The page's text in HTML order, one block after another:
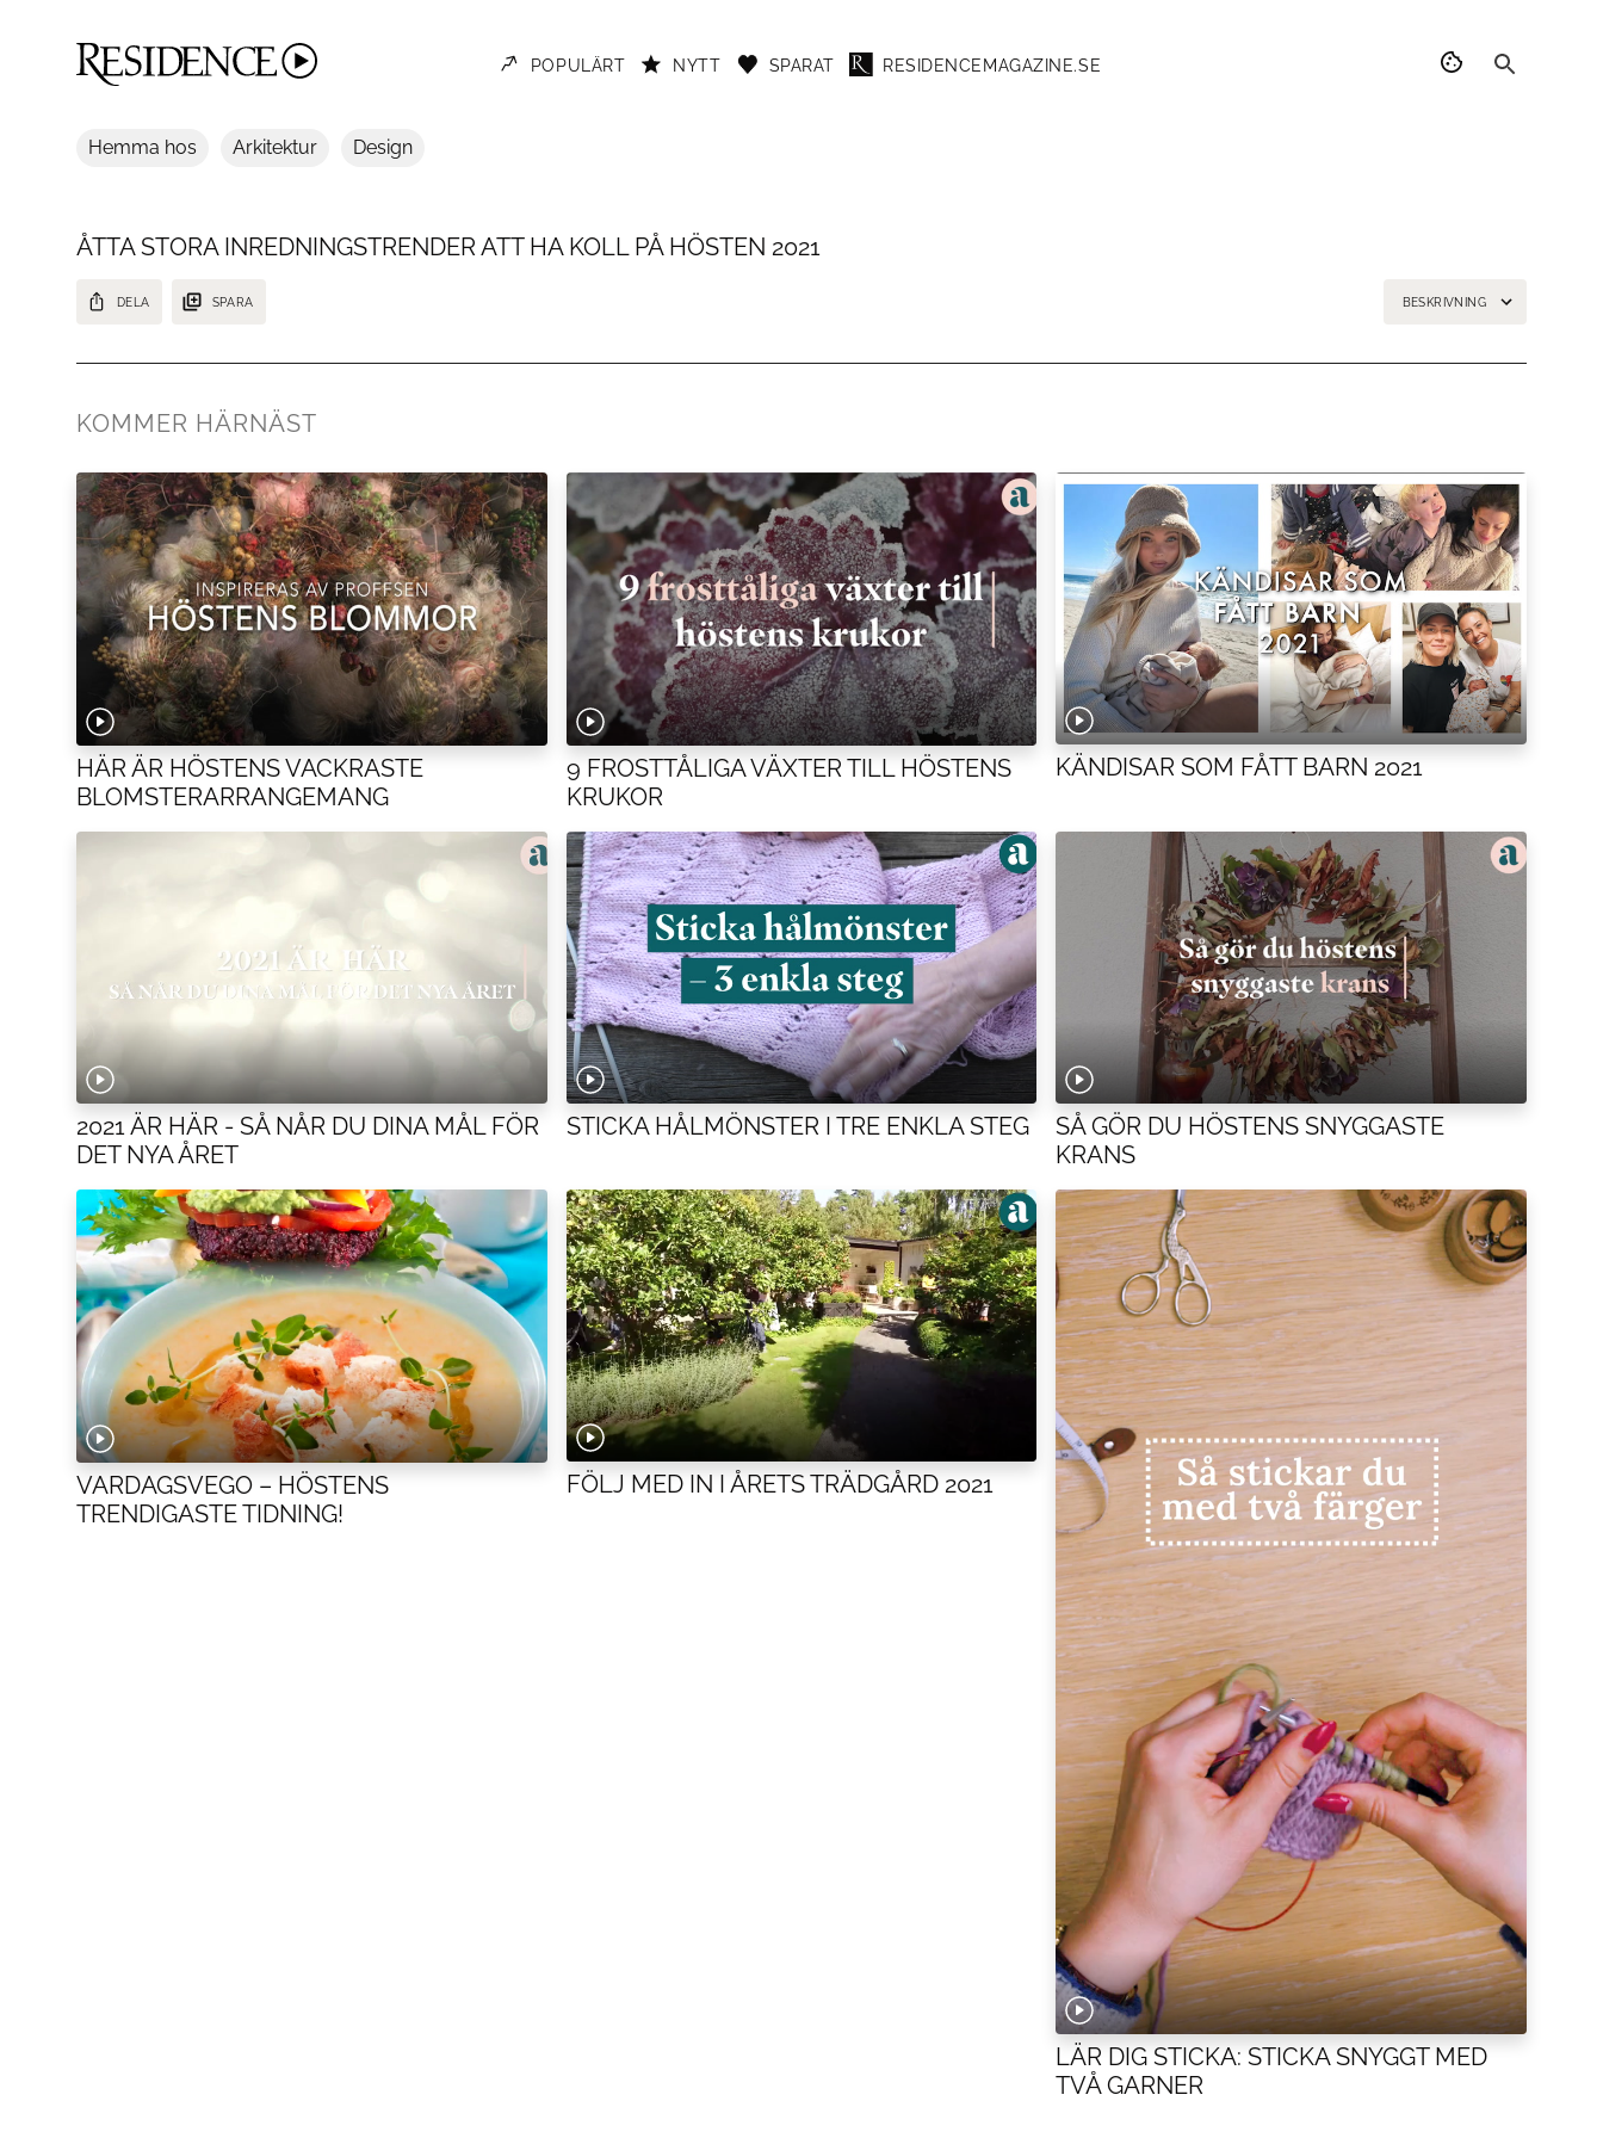
POPULÄRT NYTT SPARAT RESIDENCEMAGAZINE.SE
Hemma hos Arkitektur Design
ÅTTA STORA INREDNINGSTRENDER ATT HA KOLL PÅ HÖSTEN 2021
DELA SPARA BESKRIVNING
KOMMER HÄRNÄST
HÄR ÄR HÖSTENS VACKRASTE
BLOMSTERARRANGEMANG
9 FROSTTÅLIGA VÄXTER TILL HÖSTENS
KRUKOR
KÄNDISAR SOM FÅTT BARN 2021
2021 ÄR HÄR - SÅ NÅR DU DINA MÅL FÖR
DET NYA ÅRET
STICKA HÅLMÖNSTER I TRE ENKLA STEG
SÅ GÖR DU HÖSTENS SNYGGASTE
KRANS
VARDAGSVEGO – HÖSTENS
TRENDIGASTE TIDNING!
FÖLJ MED IN I ÅRETS TRÄDGÅRD 2021
LÄR DIG STICKA: STICKA SNYGGT MED
TVÅ GARNER